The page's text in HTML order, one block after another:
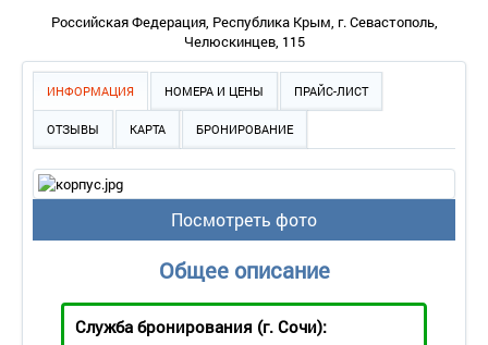
Российская Федерация, Республика Крым, г. Севастополь,
Челюскинцев, 115
ИНФОРМАЦИЯ НОМЕРА И ЦЕНЫ ПРАЙС-ЛИСТ
ОТЗЫВЫ КАРТА БРОНИРОВАНИЕ
Посмотреть фото
Общее описание
Служба бронирования (г. Сочи):